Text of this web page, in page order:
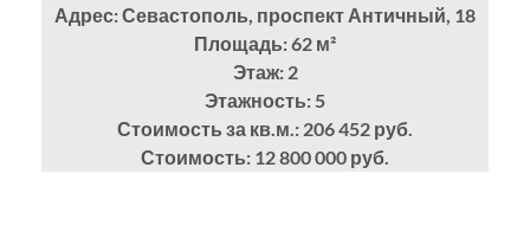
Адрес: Севастополь, проспект Античный, 18
Площадь: 62 м²
Этаж: 2
Этажность: 5
Стоимость за кв.м.: 206 452 руб.
Стоимость: 12 800 000 руб.